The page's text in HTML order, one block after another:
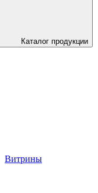
Каталог продукции
Витрины